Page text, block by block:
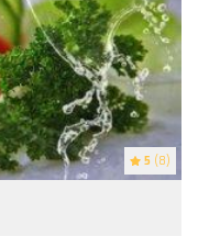
5 (8)